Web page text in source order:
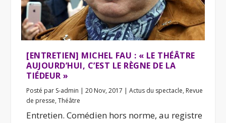
[ENTRETIEN] MICHEL FAU : « LE THÉÂTRE
AUJOURD’HUI, C’EST LE RÈGNE DE LA
TIÉDEUR »
Posté par S-admin |20 Nov, 2017 |Actus du spectacle, Revue
de presse,Théâtre
Entretien. Comédien hors norme, au registre